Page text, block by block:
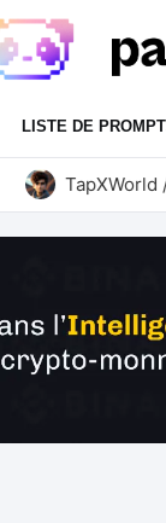
LISTE DE
TapXWorld /